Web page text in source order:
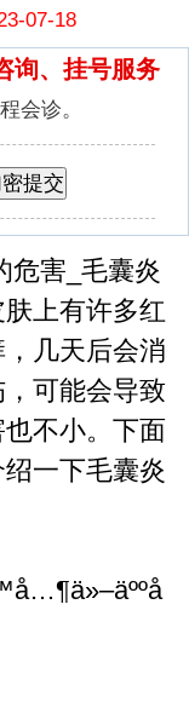
07-18
询、挂号服务
会诊。
危害_毛囊炎
上有许多红
几天后会消
可能会导致
不小。下面
一下毛囊炎